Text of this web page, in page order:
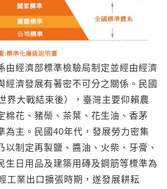
經濟部標準檢驗局制定並經由經濟
經濟發展有著密不可分之關係。民國
界大戰結束後），臺灣主要仰賴農
棉花、豬鬃、茶葉、花生油、香茅
為主。民國40年代，發展勞力密集
以制定再製鹽、醬油、火柴、牙膏、
生日用品及建築用磚及鋼筋等標準為
工業出口擴張時期，遂發展耕耘